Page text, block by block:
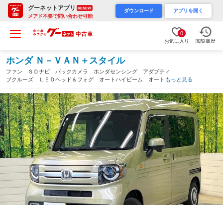
グーネットアプリ RENEW
メアド不要で問い合わせ可能
ダウンロード アプリを開く
0
お気に入り 閲覧履歴
ホンダ Ｎ－ＶＡＮ＋スタイル
ファン ＳＤナビ バックカメラ ホンダセンシング アダプティ
ブクルーズ ＬＥＤヘッド＆フォグ オートハイビーム オートエ
アコン スマートキー 電動格納ミラー Ｂｌｕｅｔｏｏｔｈ（滋
賀県）
もっと見る